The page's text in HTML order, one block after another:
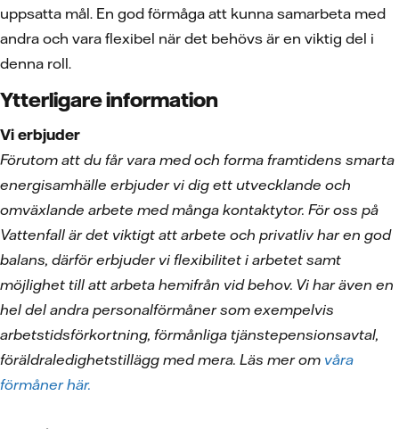
uppsatta mål. En god förmåga att kunna samarbeta med
andra och vara flexibel när det behövs är en viktig del i
denna roll.
Ytterligare information
Vi erbjuder
Förutom att du får vara med och forma framtidens smarta
energisamhälle erbjuder vi dig ett utvecklande och
omväxlande arbete med många kontaktytor. För oss på
Vattenfall är det viktigt att arbete och privatliv har en god
balans, därför erbjuder vi flexibilitet i arbetet samt
möjlighet till att arbeta hemifrån vid behov. Vi har även en
hel del andra personalförmåner som exempelvis
arbetstidsförkortning, förmånliga tjänstepensionsavtal,
föräldraledighetstillägg med mera. Läs mer om våra
förmåner här.